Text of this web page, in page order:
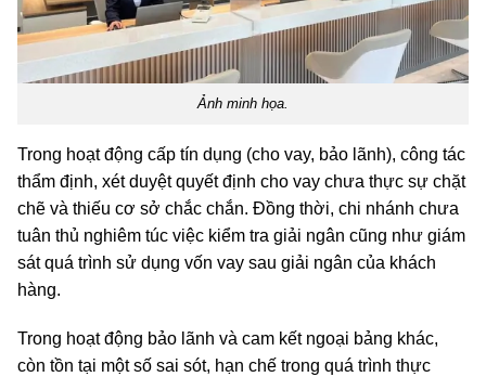
Ảnh minh họa.
Trong hoạt động cấp tín dụng (cho vay, bảo lãnh), công tác
thẩm định, xét duyệt quyết định cho vay chưa thực sự chặt
chẽ và thiếu cơ sở chắc chắn. Đồng thời, chi nhánh chưa
tuân thủ nghiêm túc việc kiểm tra giải ngân cũng như giám
sát quá trình sử dụng vốn vay sau giải ngân của khách
hàng.
Trong hoạt động bảo lãnh và cam kết ngoại bảng khác,
còn tồn tại một số sai sót, hạn chế trong quá trình thực